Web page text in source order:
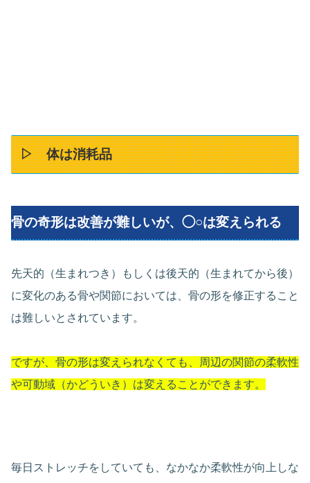
▷ 体は消耗品
骨の奇形は改善が難しいが、◯○は変えられる
先天的（生まれつき）もしくは後天的（生まれてから後）
に変化のある骨や関節においては、骨の形を修正すること
は難しいとされています。
ですが、骨の形は変えられなくても、周辺の関節の柔軟性
や可動域（かどういき）は変えることができます。
毎日ストレッチをしていても、なかなか柔軟性が向上しな